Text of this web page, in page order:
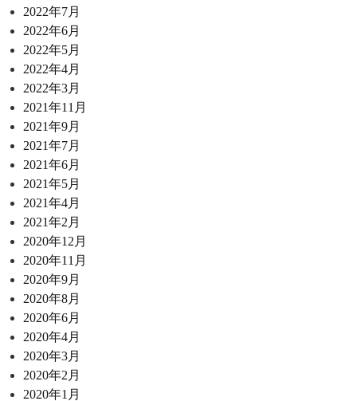
2022年7月
2022年6月
2022年5月
2022年4月
2022年3月
2021年11月
2021年9月
2021年7月
2021年6月
2021年5月
2021年4月
2021年2月
2020年12月
2020年11月
2020年9月
2020年8月
2020年6月
2020年4月
2020年3月
2020年2月
2020年1月